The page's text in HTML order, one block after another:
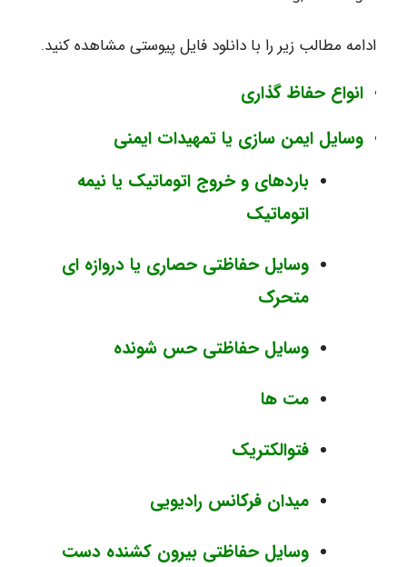
ادامه مطالب زیر را با دانلود فایل پیوستی مشاهده کنید.
انواع حفاظ گذاری
وسایل ایمن سازی یا تمهیدات ایمنی
باردهای و خروج اتوماتیک یا نیمه
اتوماتیک
وسایل حفاظتی حصاری یا دروازه ای
متحرک
وسایل حفاظتی حس شونده
مت ها
فتوالکتریک
میدان فرکانس رادیویی
وسایل حفاظتی بیرون کشنده دست